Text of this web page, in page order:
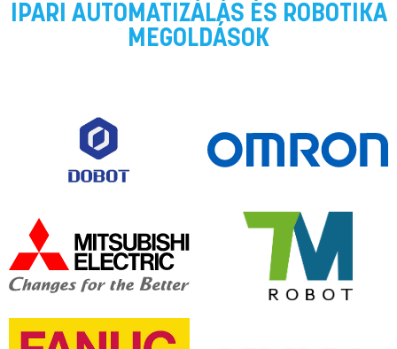
IPARI AUTOMATIZÁLÁS ÉS ROBOTIKA
MEGOLDÁSOK